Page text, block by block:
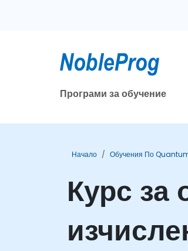
Програми за обучение
Начало Обучения По
Курс за